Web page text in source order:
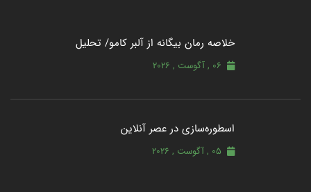
خلاصه رمان بیگانه از آلبر کامو/ تحلیل
06 , آگوست , 2026
اسطوره‌سازی در عصر آنلاین
05 , آگوست , 2026